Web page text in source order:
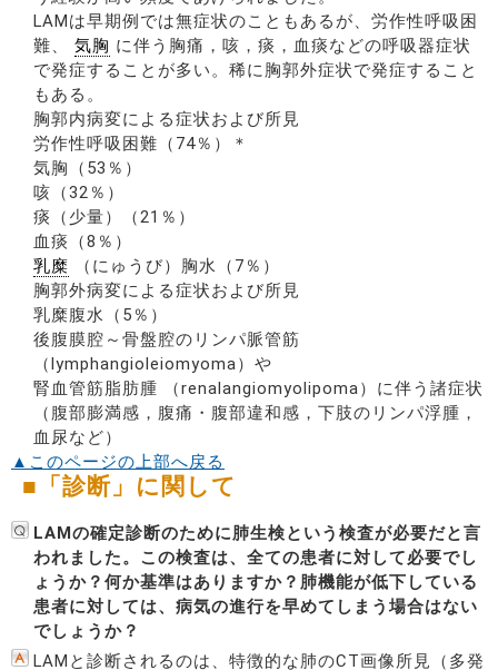
LAMは早期例では無症状のこともあるが、労作性呼吸困
難、 気胸 に伴う胸痛，咳，痰，血痰などの呼吸器症状
で発症することが多い。稀に胸郭外症状で発症すること
もある。
胸郭内病変による症状および所見
労作性呼吸困難（74％）＊
気胸（53％）
咳（32％）
痰（少量）（21％）
血痰（8％）
乳糜 （にゅうび）胸水（7％）
胸郭外病変による症状および所見
乳糜腹水（5％）
後腹膜腔～骨盤腔のリンパ脈管筋
（lymphangioleiomyoma）や
腎血管筋脂肪腫 （renalangiomyolipoma）に伴う諸症状
（腹部膨満感，腹痛・腹部違和感，下肢のリンパ浮腫，
血尿など）
▲このページの上部へ戻る
■「診断」に関して
LAMの確定診断のために肺生検という検査が必要だと言
われました。この検査は、全ての患者に対して必要でし
ょうか？何か基準はありますか？肺機能が低下している
患者に対しては、病気の進行を早めてしまう場合はない
でしょうか？
LAMと診断されるのは、特徴的な肺のCT画像所見（多発